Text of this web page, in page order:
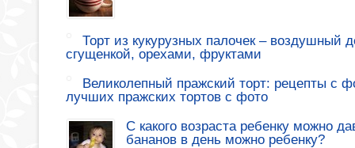
Торт из кукурузных палочек – воздушный
сгущенкой, орехами, фруктами
Великолепный пражский торт: рецепты с
лучших пражских тортов с фото
С какого возраста ребенку можно
бананов в день можно ребенку?